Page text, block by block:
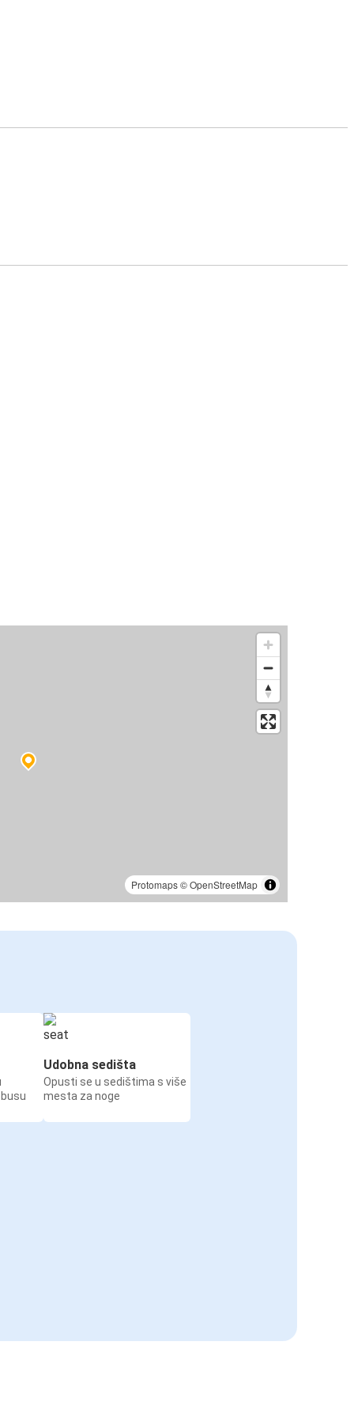
Protomaps©OpenStreetMap
Udobna sedišta
Opusti se u sedištima s više
mesta za noge